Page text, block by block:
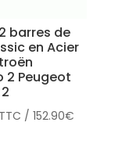
barres de
en Acier
2 Peugeot
TTC /152.90€